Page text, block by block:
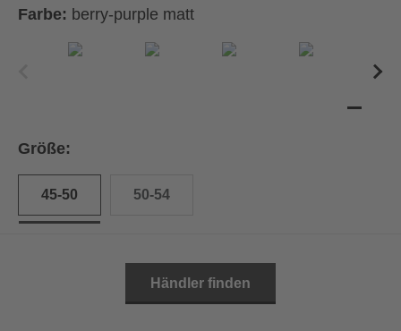
Farbe: berry-purple matt
Größe:
45-50 50-54
Händler finden